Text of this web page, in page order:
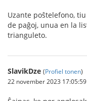
Uzante poŝtelefono,
de paĝoj, unua en la
trianguleto.
SlavikDze (Profiel tonen)
22 november 2023 17:05:59